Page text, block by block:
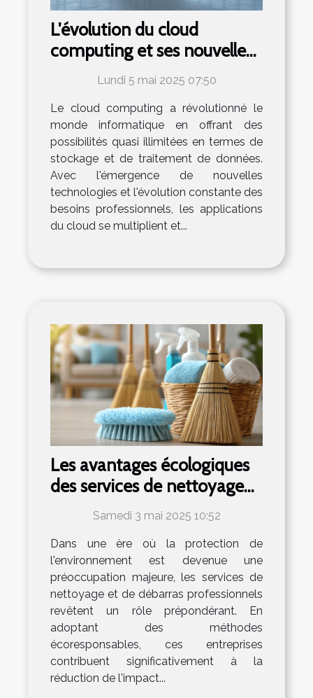
L'évolution du cloud
computing et ses nouvelles
applications dans le secteur
professionnel
Lundi 5 mai 2025 07:50
Le cloud computing a révolutionné le
monde informatique en offrant des
possibilités quasi illimitées en termes de
stockage et de traitement de données.
Avec l'émergence de nouvelles
technologies et l'évolution constante des
besoins professionnels, les applications
du cloud se multiplient et...
Les avantages écologiques
des services de nettoyage
et débarras professionnels
Samedi 3 mai 2025 10:52
Dans une ère où la protection de
l'environnement est devenue une
préoccupation majeure, les services de
nettoyage et de débarras professionnels
revêtent un rôle prépondérant. En
adoptant des méthodes
écoresponsables, ces entreprises
contribuent significativement à la
réduction de l'impact...